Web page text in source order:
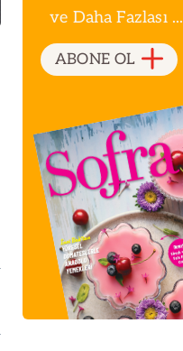
ve Daha Fazlası ...
ABONE OL